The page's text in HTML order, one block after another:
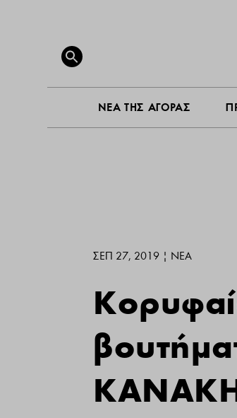
Search
for:
SEARCH BUTTON
ΝΕΑ ΤΗΣ ΑΓΟΡΑΣ
ΣΕΠ 27, 2019 | ΝΕΑ